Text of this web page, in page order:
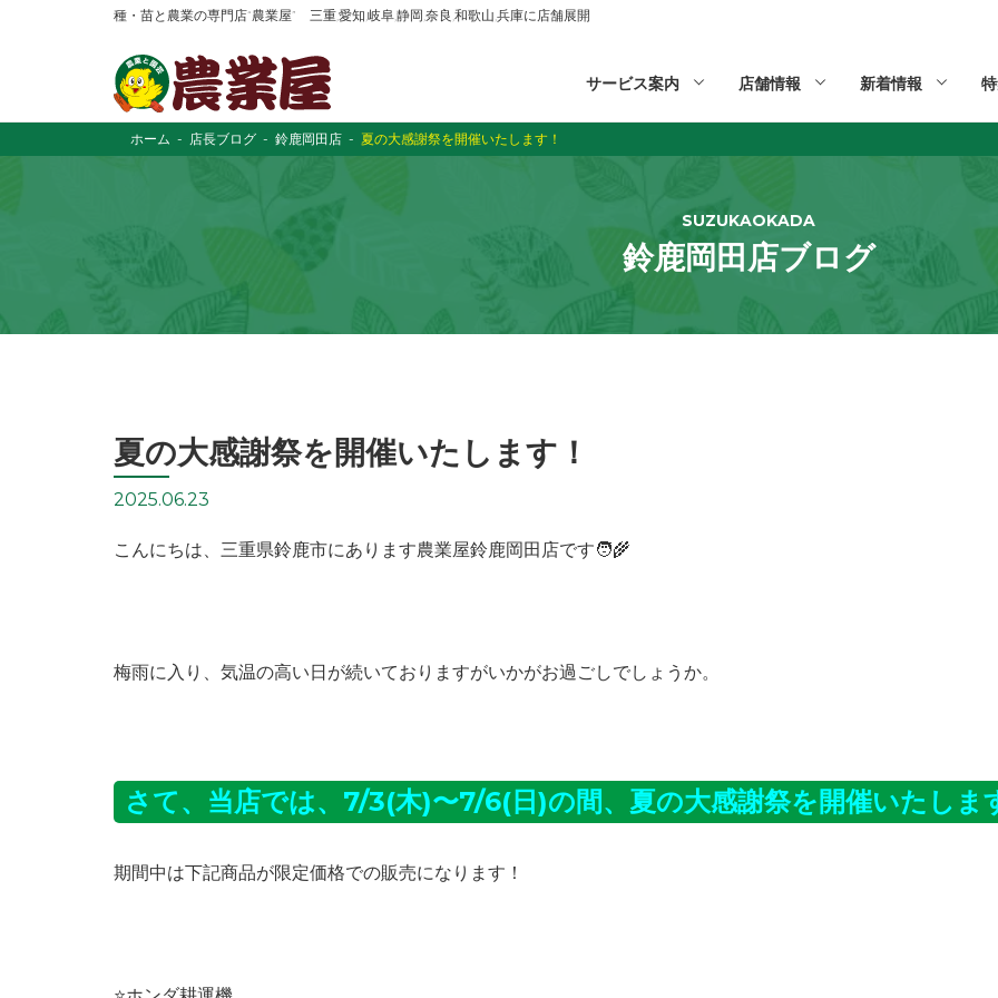
種・苗と農業の専門店“農業屋” 三重,愛知,岐阜,静岡,奈良,和歌山,兵庫に店舗展開
サービス案内 店舗情報 新着情報
ホーム 店長ブログ 鈴鹿岡田店 夏の大感謝祭を開催いたします！
SUZUKAOKADA
鈴鹿岡田店ブログ
夏の大感謝祭を開催いたします！
2025.06.23
こんにちは、三重県鈴鹿市にあります農業屋鈴鹿岡田店です🧑‍🌾
梅雨に入り、気温の高い日が続いておりますがいかがお過ごしでしょうか。
さて、当店では、7/3(木)〜7/6(日)の間、夏の大感謝祭を開催いたしま
期間中は下記商品が限定価格での販売になります！